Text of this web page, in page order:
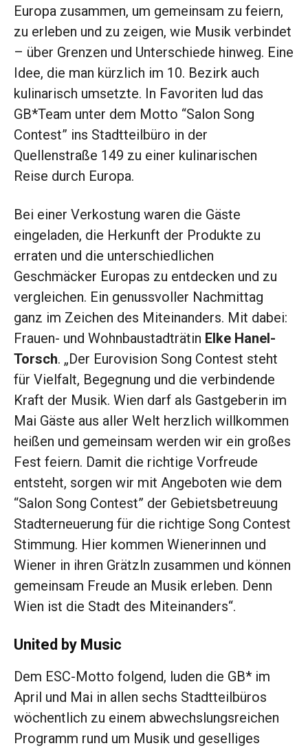
Europa zusammen, um gemeinsam zu feiern,
zu erleben und zu zeigen, wie Musik verbindet
– über Grenzen und Unterschiede hinweg. Eine
Idee, die man kürzlich im 10. Bezirk auch
kulinarisch umsetzte. In Favoriten lud das
GB*Team unter dem Motto “Salon Song
Contest” ins Stadtteilbüro in der
Quellenstraße 149 zu einer kulinarischen
Reise durch Europa.
Bei einer Verkostung waren die Gäste
eingeladen, die Herkunft der Produkte zu
erraten und die unterschiedlichen
Geschmäcker Europas zu entdecken und zu
vergleichen. Ein genussvoller Nachmittag
ganz im Zeichen des Miteinanders. Mit dabei:
Frauen- und Wohnbaustadträtin Elke Hanel-
Torsch. „Der Eurovision Song Contest steht
für Vielfalt, Begegnung und die verbindende
Kraft der Musik. Wien darf als Gastgeberin im
Mai Gäste aus aller Welt herzlich willkommen
heißen und gemeinsam werden wir ein großes
Fest feiern. Damit die richtige Vorfreude
entsteht, sorgen wir mit Angeboten wie dem
“Salon Song Contest” der Gebietsbetreuung
Stadterneuerung für die richtige Song Contest
Stimmung. Hier kommen Wienerinnen und
Wiener in ihren Grätzln zusammen und können
gemeinsam Freude an Musik erleben. Denn
Wien ist die Stadt des Miteinanders“.
United by Music
Dem ESC-Motto folgend, luden die GB* im
April und Mai in allen sechs Stadtteilbüros
wöchentlich zu einem abwechslungsreichen
Programm rund um Musik und geselliges